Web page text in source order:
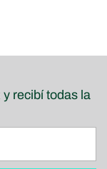
recibí todas la